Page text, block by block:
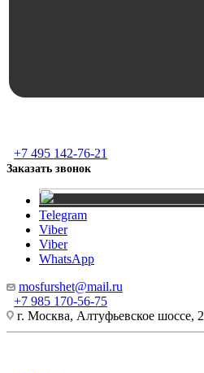
+7 495 142-76-21
Заказать звонок
+7 985 170-56-75
mosfurshet@mail.ru
г. Москва, Алтуфьевское шоссе, 2
Telegram
Viber
Viber
WhatsApp